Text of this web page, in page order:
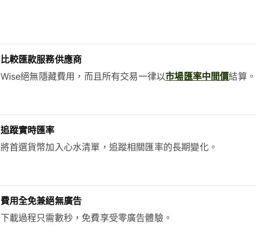
比較匯款服務供應商
Wise絕無隱藏費用，而且所有交易一律以市場匯率中間價結算。
追蹤實時匯率
將首選貨幣加入心水清單，追蹤相關匯率的長期變化。
費用全免兼絕無廣告
下載過程只需數秒，免費享受零廣告體驗。